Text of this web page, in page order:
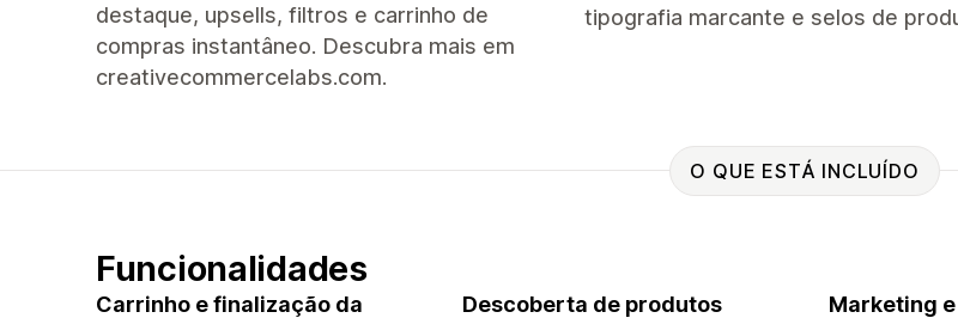
destaque, upsells, filtros e carrinho de
compras instantâneo. Descubra mais em
creativecommercelabs.com.
tipografia marcante e selos de
O QUE ESTÁ INCLUÍDO
Funcionalidades
Carrinho e finalização da
Descoberta de produtos Marketing